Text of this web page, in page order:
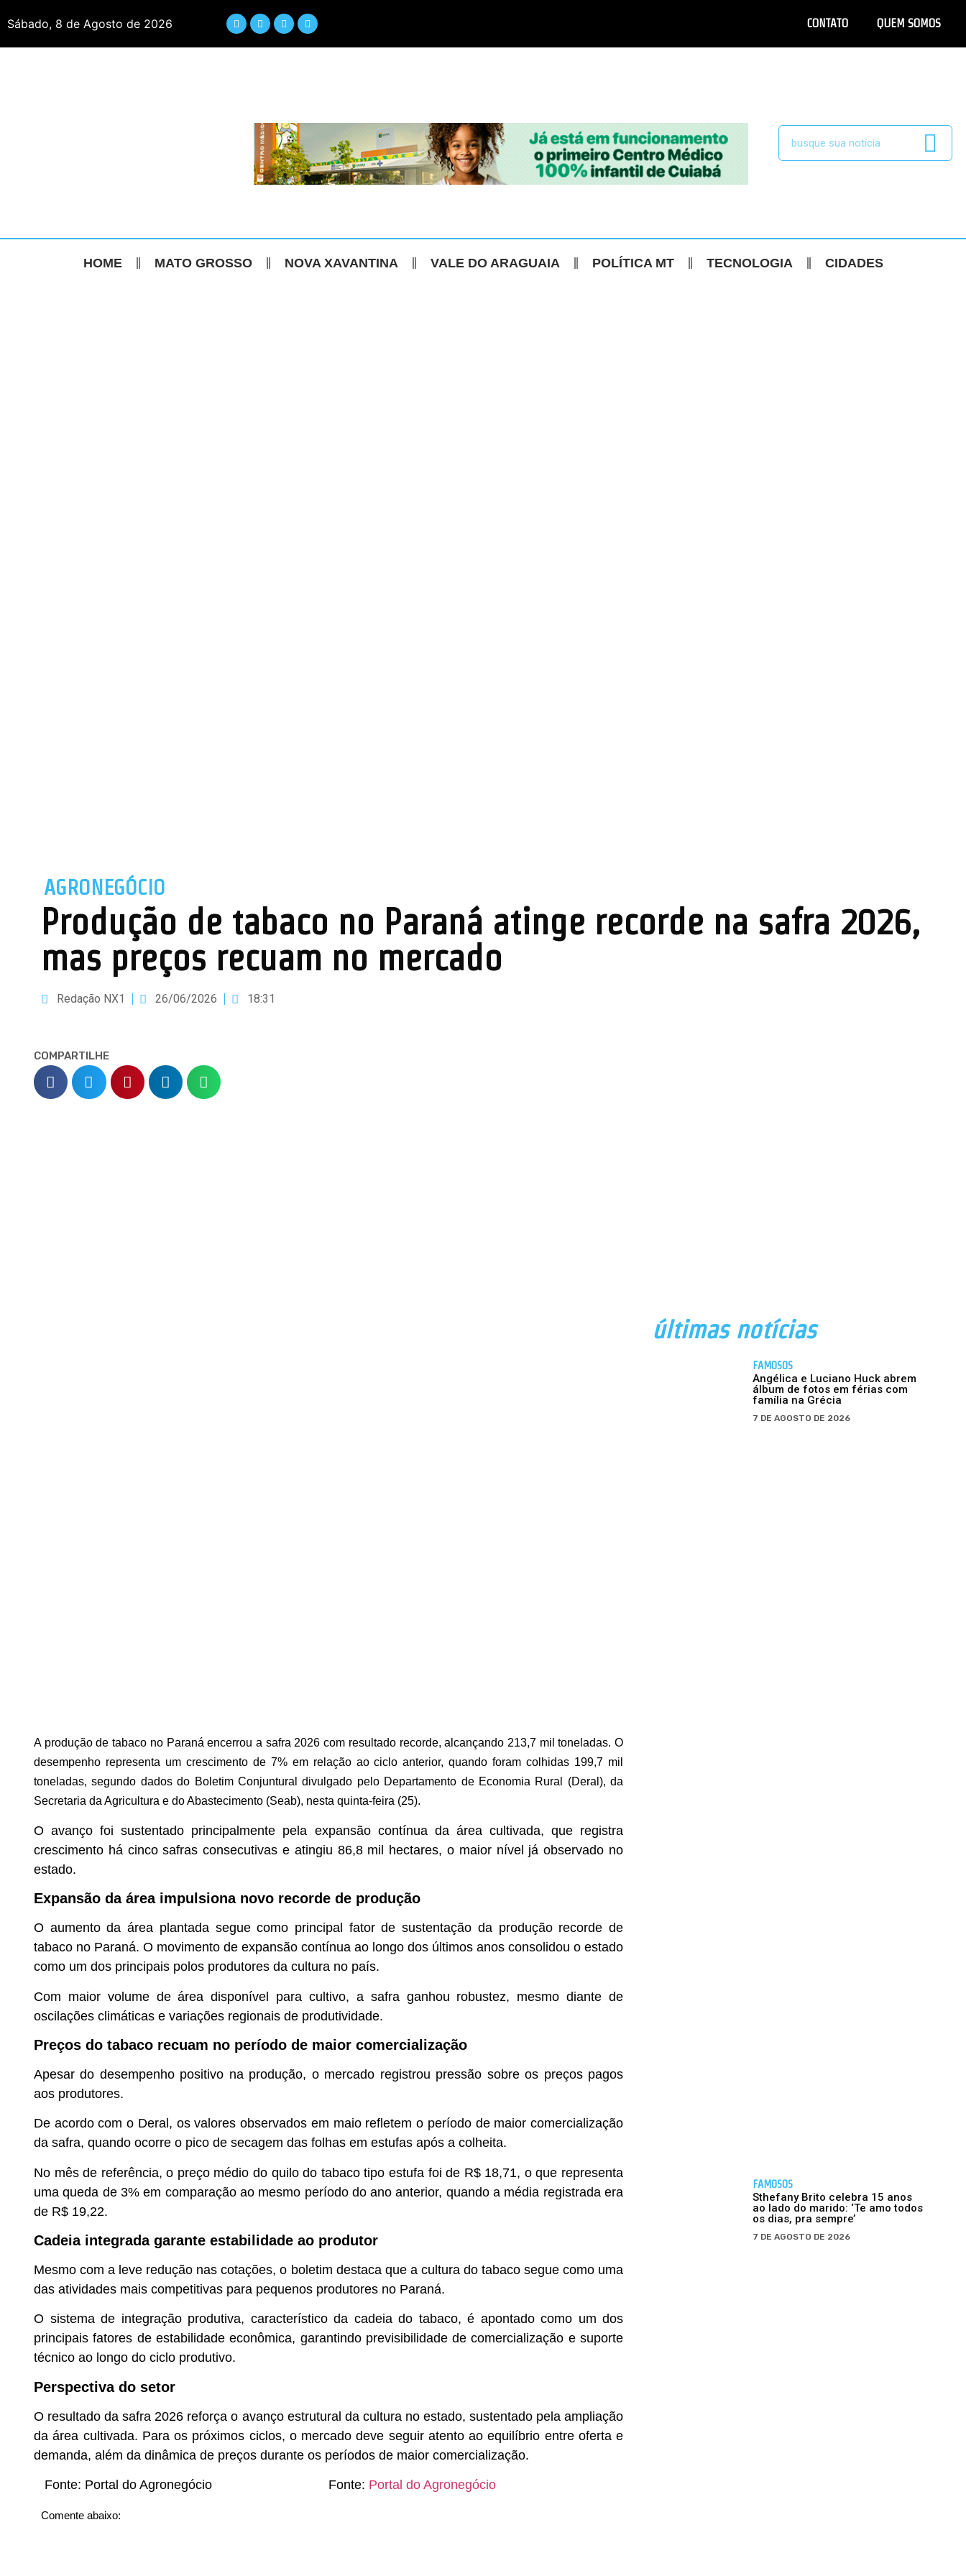
Sábado, 8 de Agosto de 2026 CONTATO QUEM SOMOS
HOME MATO GROSSO NOVA XAVANTINA VALE DO ARAGUAIA POLÍTICA MT TECNOLOGIA CIDADES
AGRONEGÓCIO
Produção de tabaco no Paraná atinge recorde na safra 2026,
mas preços recuam no mercado
Redação NX1 26/06/2026 18:31
COMPARTILHE
A produção de tabaco no Paraná encerrou a safra 2026 com resultado recorde, alcançando 213,7 mil toneladas. O
desempenho representa um crescimento de 7% em relação ao ciclo anterior, quando foram colhidas 199,7 mil
toneladas, segundo dados do Boletim Conjuntural divulgado pelo Departamento de Economia Rural (Deral), da
Secretaria da Agricultura e do Abastecimento (Seab), nesta quinta-feira (25).
O avanço foi sustentado principalmente pela expansão contínua da área cultivada, que registra
crescimento há cinco safras consecutivas e atingiu 86,8 mil hectares, o maior nível já observado no
estado.
Expansão da área impulsiona novo recorde de produção
O aumento da área plantada segue como principal fator de sustentação da produção recorde de
tabaco no Paraná. O movimento de expansão contínua ao longo dos últimos anos consolidou o estado
como um dos principais polos produtores da cultura no país.
Com maior volume de área disponível para cultivo, a safra ganhou robustez, mesmo diante de
oscilações climáticas e variações regionais de produtividade.
Preços do tabaco recuam no período de maior comercialização
Apesar do desempenho positivo na produção, o mercado registrou pressão sobre os preços pagos
aos produtores.
De acordo com o Deral, os valores observados em maio refletem o período de maior comercialização
da safra, quando ocorre o pico de secagem das folhas em estufas após a colheita.
No mês de referência, o preço médio do quilo do tabaco tipo estufa foi de R$ 18,71, o que representa
uma queda de 3% em comparação ao mesmo período do ano anterior, quando a média registrada era
de R$ 19,22.
Cadeia integrada garante estabilidade ao produtor
Mesmo com a leve redução nas cotações, o boletim destaca que a cultura do tabaco segue como uma
das atividades mais competitivas para pequenos produtores no Paraná.
O sistema de integração produtiva, característico da cadeia do tabaco, é apontado como um dos
principais fatores de estabilidade econômica, garantindo previsibilidade de comercialização e suporte
técnico ao longo do ciclo produtivo.
Perspectiva do setor
O resultado da safra 2026 reforça o avanço estrutural da cultura no estado, sustentado pela ampliação
da área cultivada. Para os próximos ciclos, o mercado deve seguir atento ao equilíbrio entre oferta e
demanda, além da dinâmica de preços durante os períodos de maior comercialização.
Fonte: Portal do Agronegócio Fonte: Portal do Agronegócio
Comente abaixo:
últimas notícias
FAMOSOS
Angélica e Luciano Huck abrem
álbum de fotos em férias com
família na Grécia
7 DE AGOSTO DE 2026
FAMOSOS
Sthefany Brito celebra 15 anos
ao lado do marido: ‘Te amo todos
os dias, pra sempre’
7 DE AGOSTO DE 2026